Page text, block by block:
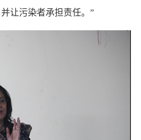
让污染者承担责任。”